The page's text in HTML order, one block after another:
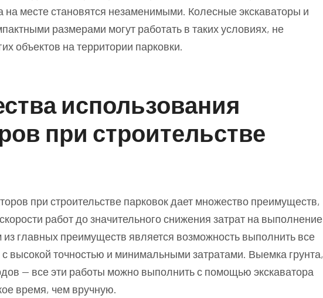
на месте становятся незаменимыми. Колесные экскаваторы и
размерами могут работать в таких условиях, не
объектов на территории парковки.
использования
при строительстве
при строительстве парковок дает множество преимуществ,
работ до значительного снижения затрат на выполнение
главных преимуществ является возможность выполнить все
высокой точностью и минимальными затратами. Выемка грунта,
— все эти работы можно выполнить с помощью экскаватора
время, чем вручную.